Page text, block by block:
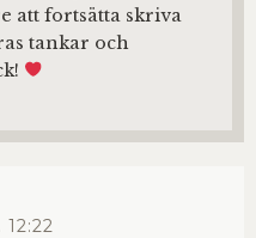
att fortsätta skriva
tankar och